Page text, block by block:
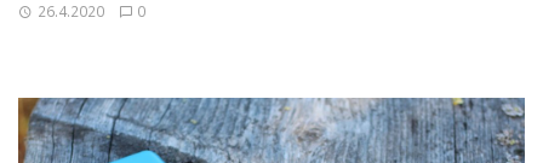
26.4.2020 0